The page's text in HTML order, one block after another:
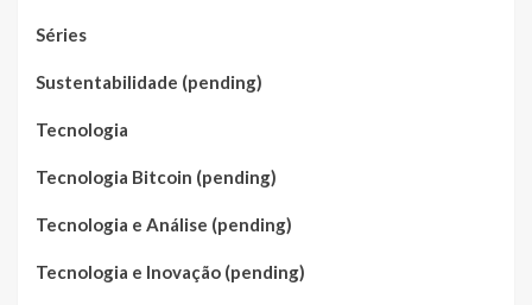
Séries
Sustentabilidade (pending)
Tecnologia
Tecnologia Bitcoin (pending)
Tecnologia e Análise (pending)
Tecnologia e Inovação (pending)